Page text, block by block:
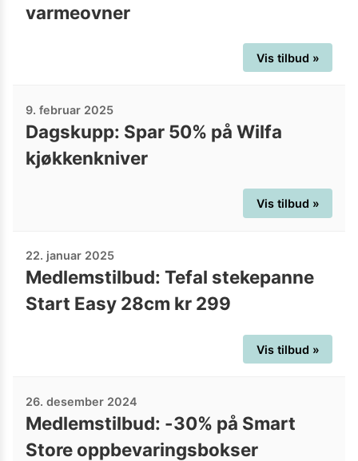
varmeovner
Vis tilbud »
9. februar 2025
Dagskupp: Spar 50% på Wilfa
kjøkkenkniver
Vis tilbud »
22. januar 2025
Medlemstilbud: Tefal stekepanne
Start Easy 28cm kr 299
Vis tilbud »
26. desember 2024
Medlemstilbud: -30% på Smart
Store oppbevaringsbokser